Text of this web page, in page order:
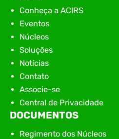
Conheça a ACIRS
Eventos
Núcleos
Soluções
Notícias
Contato
Associe-se
Central de Privacidade
DOCUMENTOS
Regimento dos Núcleos